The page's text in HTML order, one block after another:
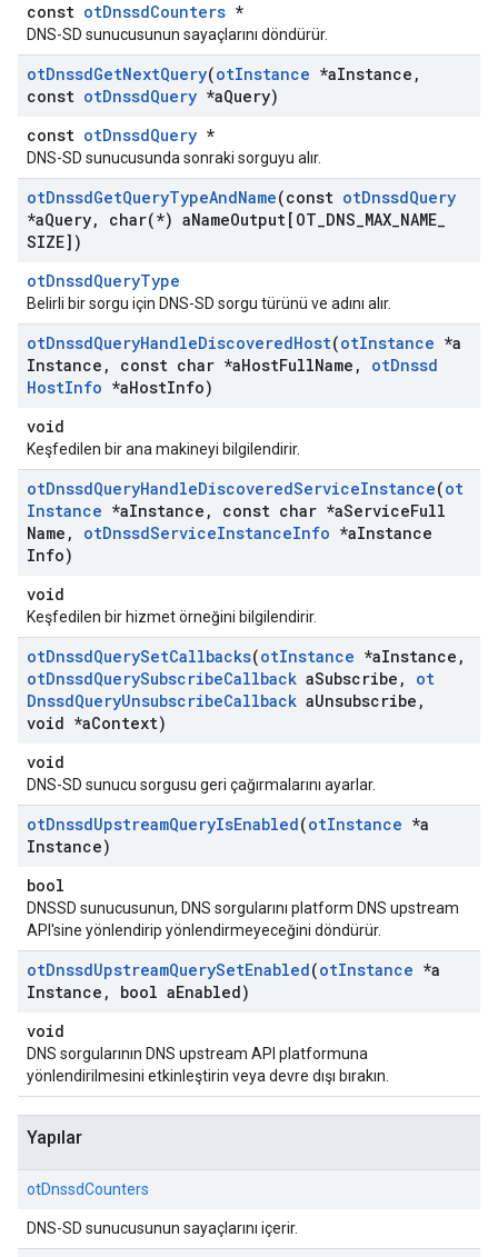
const otDnssdCounters *
DNS-SD sunucusunun sayaçlarını döndürür.
otDnssdGetNextQuery(otInstance *aInstance ,
const otDnssdQuery *aQuery)
const otDnssdQuery *
DNS-SD sunucusunda sonraki sorguyu alır.
otDnssdGetQueryTypeAndName(const otDnssdQuery
*aQuery, char(*) aNameOutput[OT DNS MAX NAME
SIZE])
otDnssdQueryType
Belirli bir sorgu için DNS-SD sorgu türünü ve adını alır.
otDnssdQueryHandleDiscoveredHost(otInstance *a
Instance , const char *aHostFullName , otDnssd
HostInfo *aHostInfo)
void
Keşfedilen bir ana makineyi bilgilendirir.
otDnssdQueryHandleDiscoveredServiceInstance(ot
Instance *aInstance , const char *aServiceFull
Name , otDnssdServiceInstanceInfo *aInstance
Info)
void
Keşfedilen bir hizmet örneğini bilgilendirir.
otDnssdQuerySetCallbacks(otInstance *aInstance ,
otDnssdQuerySubscribeCallback aSubscribe ,
ot
DnssdQueryUnsubscribeCallback aUnsubscribe ,
void *aContext)
void
DNS-SD sunucu sorgusu geri çağırmalarını ayarlar.
otDnssdUpstreamQueryIsEnabled(otInstance *a
Instance)
bool
DNSSD sunucusunun, DNS sorgularını platform DNS upstream
API'sine yönlendirip yönlendirmeyeceğini döndürür.
otDnssdUpstreamQuerySetEnabled(otInstance *a
Instance , bool aEnabled)
void
DNS sorgularının DNS upstream API platformuna
yönlendirilmesini etkinleştirin veya devre dışı bırakın.
Yapılar
otDnssdCounters
DNS-SD sunucusunun sayaçlarını içerir.